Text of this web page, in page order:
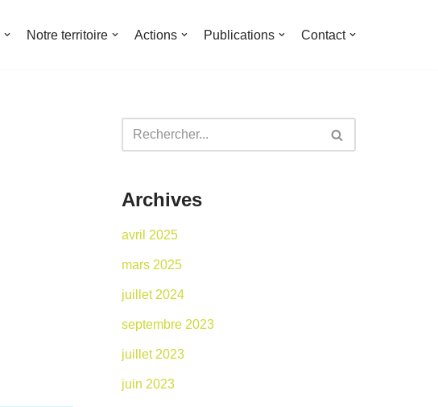
Notre territoire Actions Publications Contact
Archives
avril 2025
mars 2025
juillet 2024
septembre 2023
juillet 2023
juin 2023